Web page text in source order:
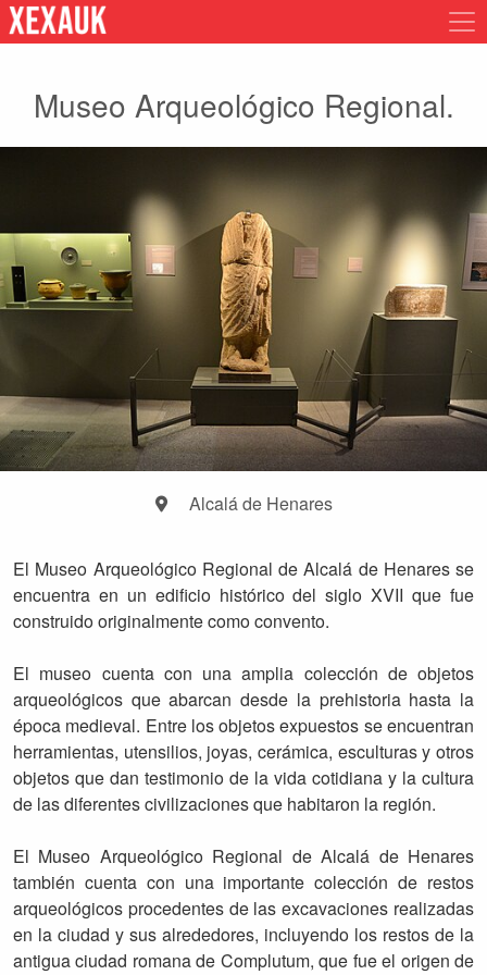
Museo Arqueológico Regional.
Alcalá de Henares
El Museo Arqueológico Regional de Alcalá de Henares se
encuentra en un edificio histórico del siglo XVII que fue
construido originalmente como convento.
El museo cuenta con una amplia colección de objetos
arqueológicos que abarcan desde la prehistoria hasta la
época medieval. Entre los objetos expuestos se encuentran
herramientas, utensilios, joyas, cerámica, esculturas y otros
objetos que dan testimonio de la vida cotidiana y la cultura
de las diferentes civilizaciones que habitaron la región.
El Museo Arqueológico Regional de Alcalá de Henares
también cuenta con una importante colección de restos
arqueológicos procedentes de las excavaciones realizadas
en la ciudad y sus alrededores, incluyendo los restos de la
antigua ciudad romana de Complutum, que fue el origen de